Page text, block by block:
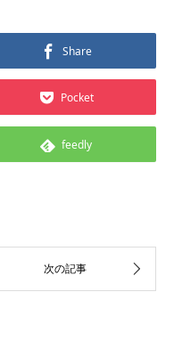
Share
Pocket
feedly